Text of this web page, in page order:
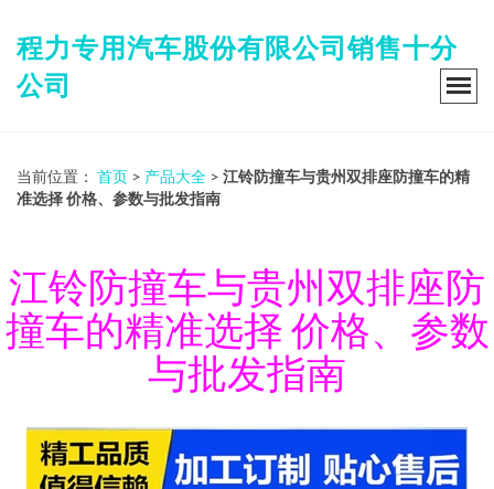
程力专用汽车股份有限公司销售十分
公司
当前位置： 首页 > 产品大全 > 江铃防撞车与贵州双排座防撞车的精
准选择 价格、参数与批发指南
江铃防撞车与贵州双排座防
撞车的精准选择 价格、参数
与批发指南